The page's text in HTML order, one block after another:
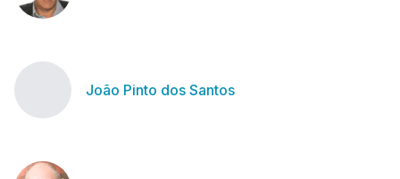
João Pinto dos Santos